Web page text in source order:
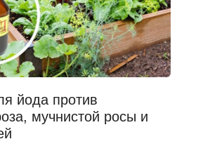
йода против
мучнистой росы и